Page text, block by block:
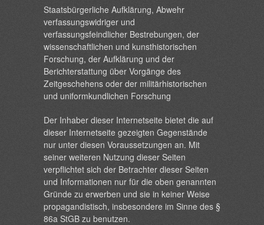
Staatsbürgerliche Aufklärung, Abwehr
verfassungswidriger und
verfassungsfeindlicher Bestrebungen, der
wissenschaftlichen und kunsthistorischen
Forschung, der Aufklärung und der
Berichterstattung über Vorgänge des
Zeitgeschehens oder der militärhistorischen
und uniformkundlichen Forschung
Der Inhaber dieser Internetseite bietet die auf
dieser Internetseite gezeigten Gegenstände
nur unter diesen Voraussetzungen an. Mit
seiner weiteren Nutzung dieser Seiten
verpflichtet sich der Betrachter dieser Seiten
und Informationen nur für die oben genannten
Gründe zu erwerben und sie in keiner Weise
propagandistisch, insbesondere im Sinne des §
86a StGB zu benutzen.